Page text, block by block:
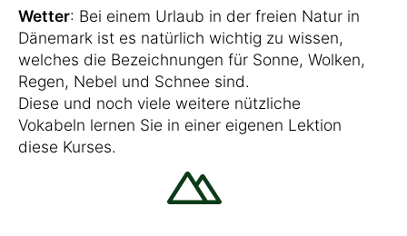
Wetter: Bei einem Urlaub in der freien Natur in
Dänemark ist es natürlich wichtig zu wissen,
welches die Bezeichnungen für Sonne, Wolken,
Regen, Nebel und Schnee sind.
Diese und noch viele weitere nützliche
Vokabeln lernen Sie in einer eigenen Lektion
diese Kurses.